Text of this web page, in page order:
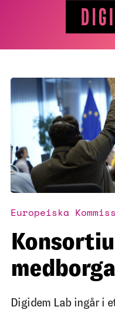
Europeiska
Digidem Lab ingår i